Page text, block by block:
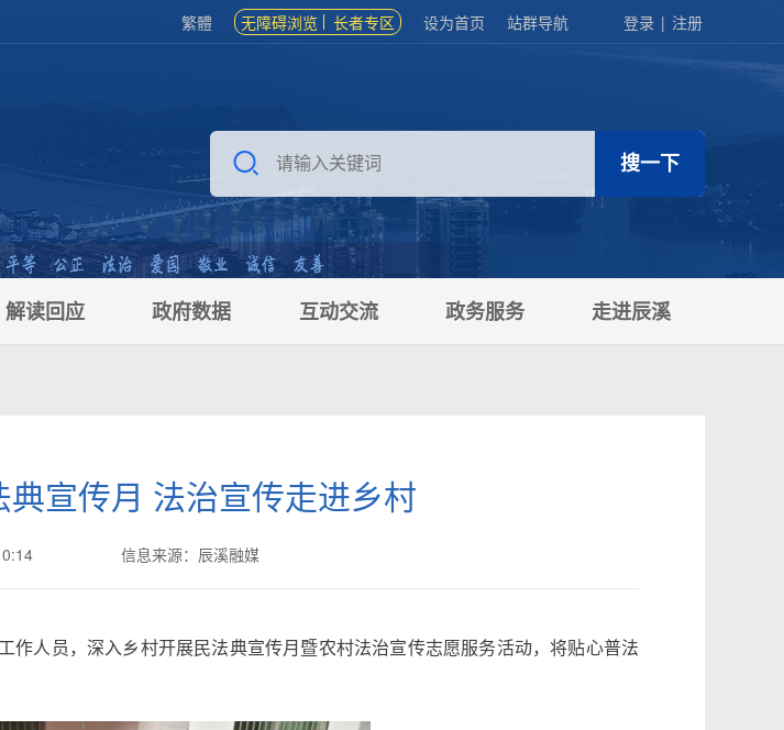
繁體 无障碍浏览 长者专区 设为首页 站群导航 登录 | 注册
解读回应 政府数据 互动交流 政务服务 走进辰溪
宣传月 法治宣传走进乡村
信息来源：辰溪融媒
人员，深入乡村开展民法典宣传月暨农村法治宣传志愿服务活动，将贴心普法